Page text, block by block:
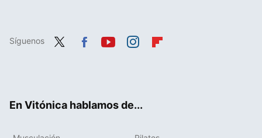
Síguenos
En Vitónica hablamos de...